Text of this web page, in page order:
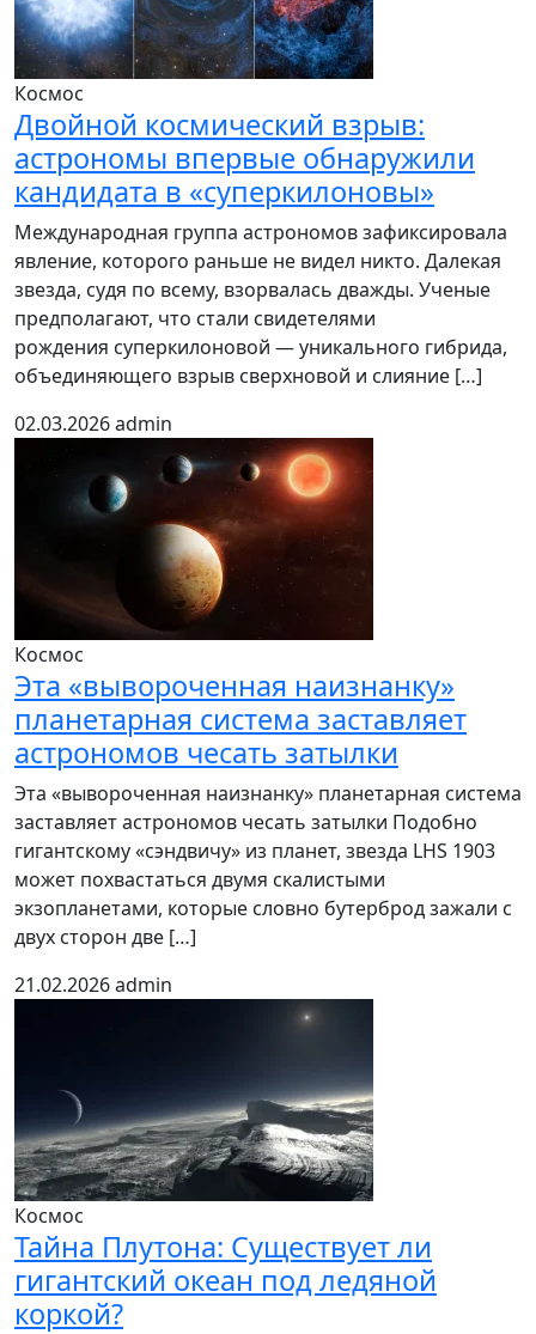
Космос
Двойной космический взрыв:
астрономы впервые обнаружили
кандидата в «суперкилоновы»
Международная группа астрономов зафиксировала
явление, которого раньше не видел никто. Далекая
звезда, судя по всему, взорвалась дважды. Ученые
предполагают, что стали свидетелями
рождения суперкилоновой — уникального гибрида,
объединяющего взрыв сверхновой и слияние […]
02.03.2026admin
Космос
Эта «вывороченная наизнанку»
планетарная система заставляет
астрономов чесать затылки
Эта «вывороченная наизнанку» планетарная система
заставляет астрономов чесать затылки Подобно
гигантскому «сэндвичу» из планет, звезда LHS 1903
может похвастаться двумя скалистыми
экзопланетами, которые словно бутерброд зажали с
двух сторон две […]
21.02.2026admin
Космос
Тайна Плутона: Существует ли
гигантский океан под ледяной
коркой?